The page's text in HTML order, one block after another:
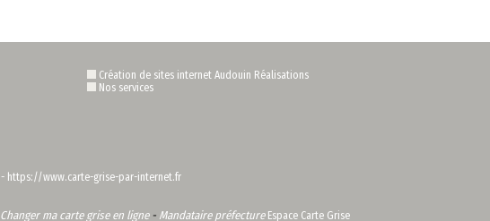
Création de sites internet Audouin Réalisations
Nos services
- https://www.carte-grise-par-internet.fr
Changer ma carte grise en ligne- Mandataire préfecture Espace Carte Grise